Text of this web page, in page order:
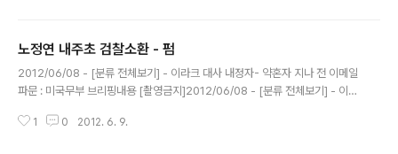
노정연 내주초 검찰소환 - 펌
2012/06/08 - [분류 전체보기] - 이라크 대사 내정자- 약혼자 지나 전 이메일
파문 : 미국무부 브리핑내용 [촬영금지]2012/06/08 - [분류 전체보기] - 이라
돈 상자 사건'을 수사 중인 대검 중수부(부장 최재경)는 13억원을 미국으로 밀
1 0 2012. 6. 9.